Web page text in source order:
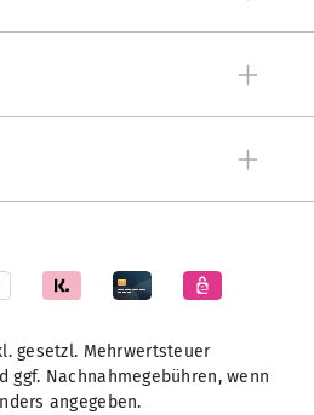
gesetzl. Mehrwertsteuer
ggf. Nachnahmegebühren, wenn
angegeben.